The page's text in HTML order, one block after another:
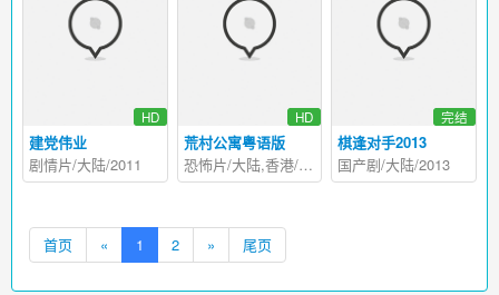
建党伟业
HD
剧情片/大陆/2011
荒村公寓粤语版
HD
恐怖片/大陆,香港/2010
棋逢对手2013
完结
国产剧/大陆/2013
首页 « 1 2 » 尾页